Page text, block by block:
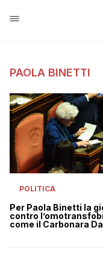
PAOLA BINETTI
POLITICA
Per Paola Binetti la
contro
come il Carbonara